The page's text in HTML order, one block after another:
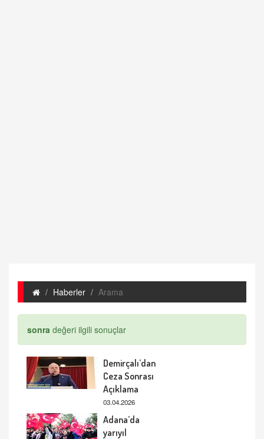
Haberler Arama
sonra değeri ilgili sonuçlar
Demirçalı’dan
Ceza Sonrası
Açıklama
03.04.2026
Adana’da
yarıyıl